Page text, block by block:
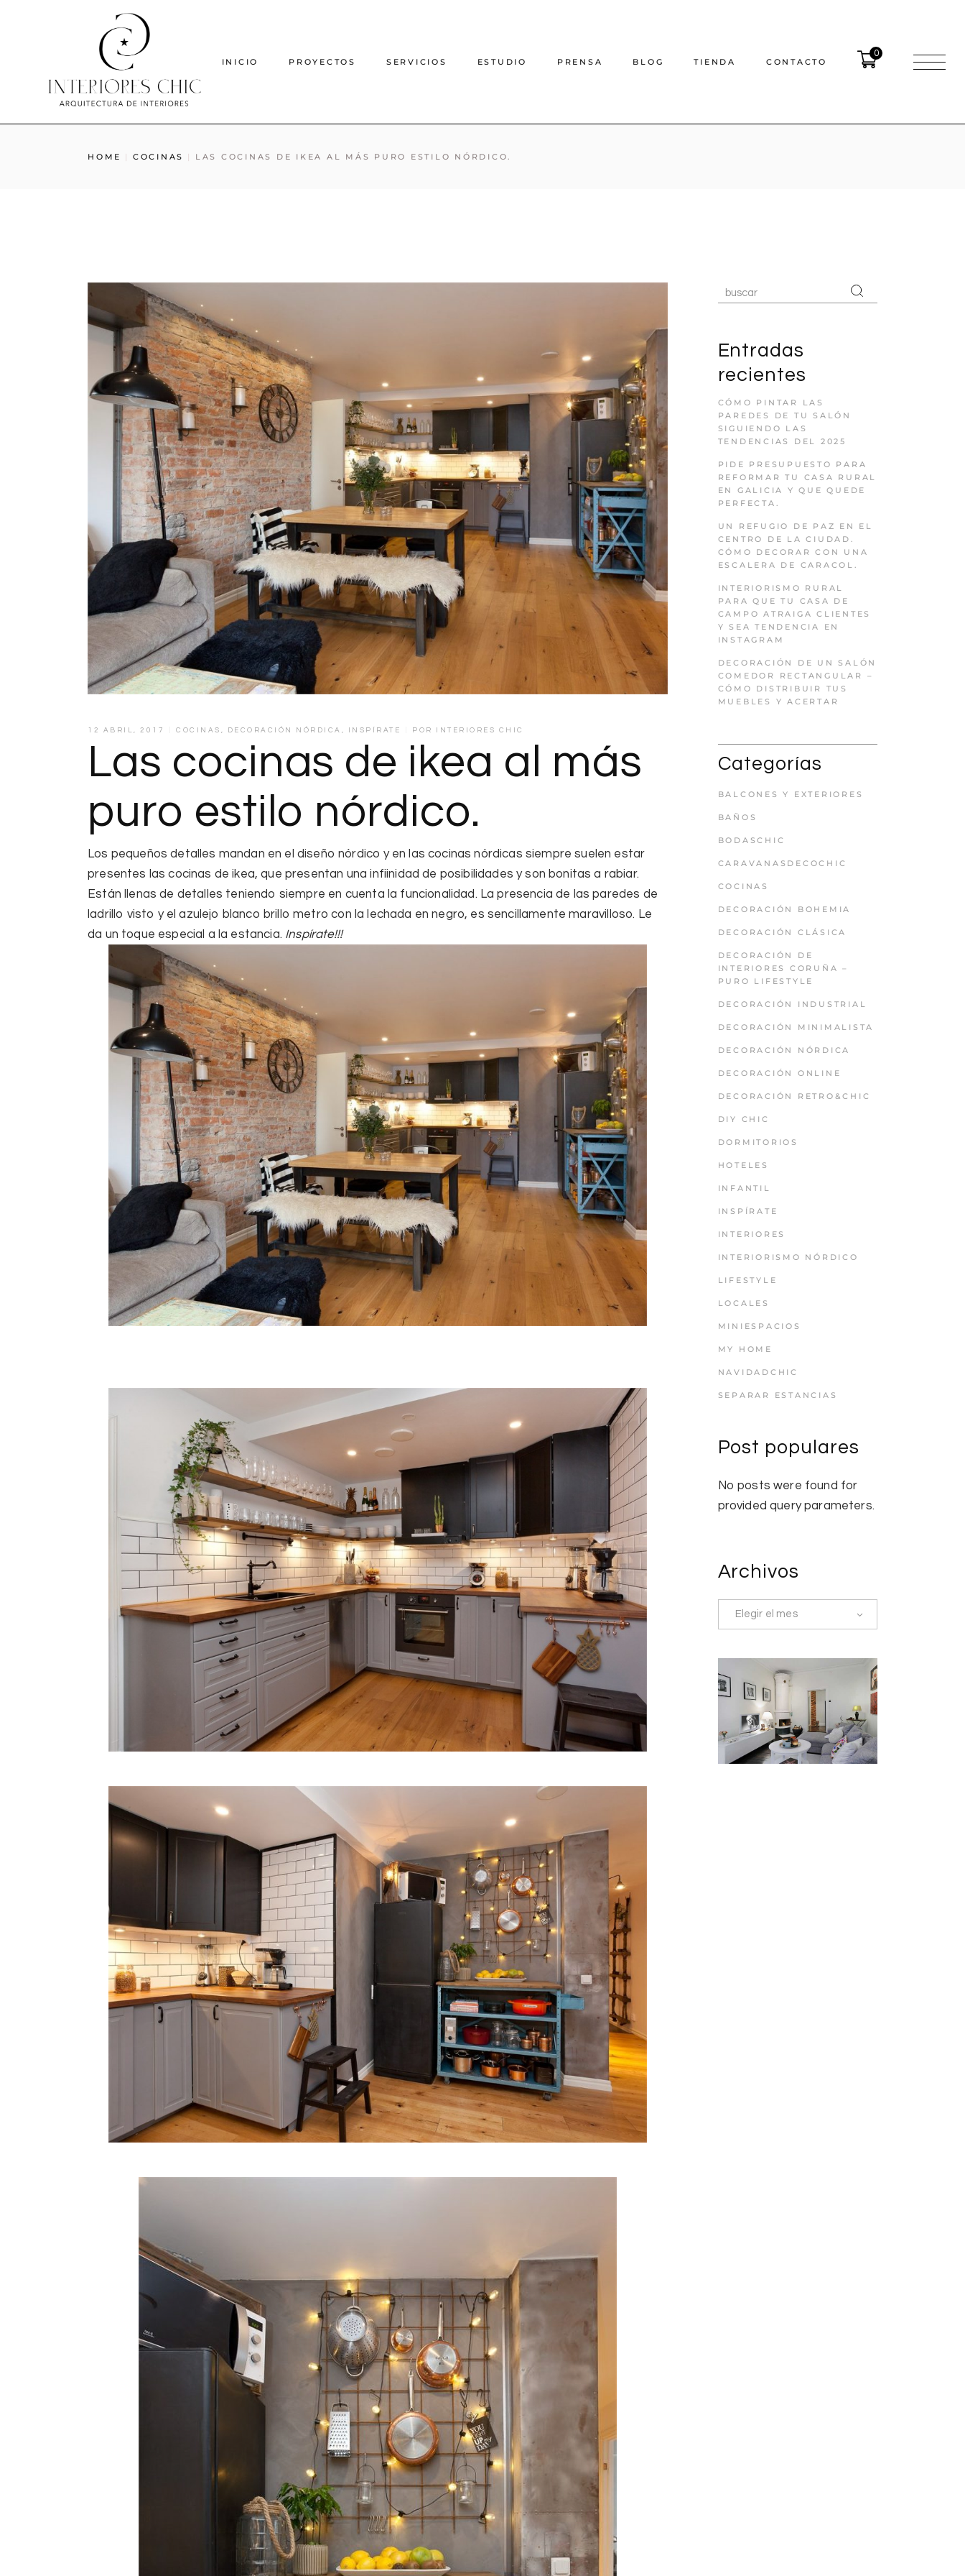
INICIO PROYECTOS SERVICIOS
Proyecto de decoración
Arquitectura e interiorismo
ESTUDIO PRENSA BLOG TIENDA CONTACTO
0
HOME COCINAS LAS COCINAS DE IKEA AL MÁS PURO ESTILO NÓRDICO.
12 ABRIL, 2017 COCINAS DECORACIÓN NÓRDICA INSPÍRATE POR INTERIORES CHIC
Las cocinas de ikea al más
puro estilo nórdico.
Los pequeños detalles mandan en el diseño nórdico y en las cocinas nórdicas siempre suelen estar
presentes las cocinas de ikea, que presentan una infiinidad de posibilidades y son bonitas a rabiar.
Están llenas de detalles teniendo siempre en cuenta la funcionalidad. La presencia de las paredes de
ladrillo visto y el azulejo blanco brillo metro con la lechada en negro, es sencillamente maravilloso. Le
da un toque especial a la estancia. Inspírate!!!
Entradas
recientes
CÓMO PINTAR LAS
PAREDES DE TU SALÓN
SIGUIENDO LAS
TENDENCIAS DEL 2025
PIDE PRESUPUESTO PARA
REFORMAR TU CASA RURAL
EN GALICIA Y QUE QUEDE
PERFECTA.
UN REFUGIO DE PAZ EN EL
CENTRO DE LA CIUDAD.
CÓMO DECORAR CON UNA
ESCALERA DE CARACOL.
INTERIORISMO RURAL
PARA QUE TU CASA DE
CAMPO ATRAIGA CLIENTES
Y SEA TENDENCIA EN
INSTAGRAM
DECORACIÓN DE UN SALÓN
COMEDOR RECTANGULAR –
CÓMO DISTRIBUIR TUS
MUEBLES Y ACERTAR
Categorías
BALCONES Y EXTERIORES
BAÑOS
BODASCHIC
CARAVANASDECOCHIC
COCINAS
DECORACIÓN BOHEMIA
DECORACIÓN CLÁSICA
DECORACIÓN DE
INTERIORES CORUÑA –
PURO LIFESTYLE
DECORACIÓN INDUSTRIAL
DECORACIÓN MINIMALISTA
DECORACIÓN NÓRDICA
DECORACIÓN ONLINE
DECORACIÓN RETRO&CHIC
DIY CHIC
DORMITORIOS
HOTELES
INFANTIL
INSPÍRATE
INTERIORES
INTERIORISMO NÓRDICO
LIFESTYLE
LOCALES
MINIESPACIOS
MY HOME
NAVIDADCHIC
SEPARAR ESTANCIAS
Post populares
No posts were found for
provided query parameters.
Archivos
Elegir el mes